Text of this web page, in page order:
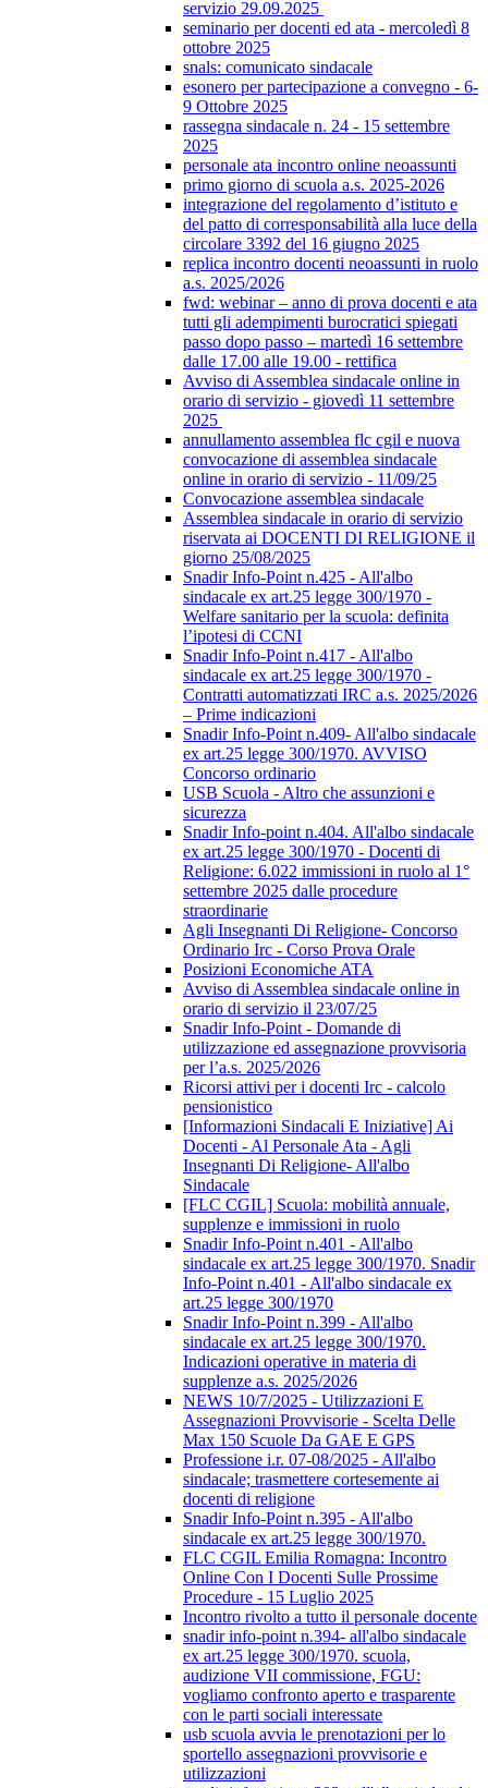
servizio 29.09.2025
seminario per docenti ed ata - mercoledì 8
ottobre 2025
snals: comunicato sindacale
esonero per partecipazione a convegno - 6-
9 Ottobre 2025
rassegna sindacale n. 24 - 15 settembre
2025
personale ata incontro online neoassunti
primo giorno di scuola a.s. 2025-2026
integrazione del regolamento d’istituto e
del patto di corresponsabilità alla luce della
circolare 3392 del 16 giugno 2025
replica incontro docenti neoassunti in ruolo
a.s. 2025/2026
fwd: webinar – anno di prova docenti e ata
tutti gli adempimenti burocratici spiegati
passo dopo passo – martedì 16 settembre
dalle 17.00 alle 19.00 - rettifica
Avviso di Assemblea sindacale online in
orario di servizio - giovedì 11 settembre
2025
annullamento assemblea flc cgil e nuova
convocazione di assemblea sindacale
online in orario di servizio - 11/09/25
Convocazione assemblea sindacale
Assemblea sindacale in orario di servizio
riservata ai DOCENTI DI RELIGIONE il
giorno 25/08/2025
Snadir Info-Point n.425 - All'albo
sindacale ex art.25 legge 300/1970 -
Welfare sanitario per la scuola: definita
l’ipotesi di CCNI
Snadir Info-Point n.417 - All'albo
sindacale ex art.25 legge 300/1970 -
Contratti automatizzati IRC a.s. 2025/2026
– Prime indicazioni
Snadir Info-Point n.409- All'albo sindacale
ex art.25 legge 300/1970. AVVISO
Concorso ordinario
USB Scuola - Altro che assunzioni e
sicurezza
Snadir Info-point n.404. All'albo sindacale
ex art.25 legge 300/1970 - Docenti di
Religione: 6.022 immissioni in ruolo al 1°
settembre 2025 dalle procedure
straordinarie
Agli Insegnanti Di Religione- Concorso
Ordinario Irc - Corso Prova Orale
Posizioni Economiche ATA
Avviso di Assemblea sindacale online in
orario di servizio il 23/07/25
Snadir Info-Point - Domande di
utilizzazione ed assegnazione provvisoria
per l’a.s. 2025/2026
Ricorsi attivi per i docenti Irc - calcolo
pensionistico
[Informazioni Sindacali E Iniziative] Ai
Docenti - Al Personale Ata - Agli
Insegnanti Di Religione- All'albo
Sindacale
[FLC CGIL] Scuola: mobilità annuale,
supplenze e immissioni in ruolo
Snadir Info-Point n.401 - All'albo
sindacale ex art.25 legge 300/1970. Snadir
Info-Point n.401 - All'albo sindacale ex
art.25 legge 300/1970
Snadir Info-Point n.399 - All'albo
sindacale ex art.25 legge 300/1970.
Indicazioni operative in materia di
supplenze a.s. 2025/2026
NEWS 10/7/2025 - Utilizzazioni E
Assegnazioni Provvisorie - Scelta Delle
Max 150 Scuole Da GAE E GPS
Professione i.r. 07-08/2025 - All'albo
sindacale; trasmettere cortesemente ai
docenti di religione
Snadir Info-Point n.395 - All'albo
sindacale ex art.25 legge 300/1970.
FLC CGIL Emilia Romagna: Incontro
Online Con I Docenti Sulle Prossime
Procedure - 15 Luglio 2025
Incontro rivolto a tutto il personale docente
snadir info-point n.394- all'albo sindacale
ex art.25 legge 300/1970. scuola,
audizione VII commissione, FGU:
vogliamo confronto aperto e trasparente
con le parti sociali interessate
usb scuola avvia le prenotazioni per lo
sportello assegnazioni provvisorie e
utilizzazioni